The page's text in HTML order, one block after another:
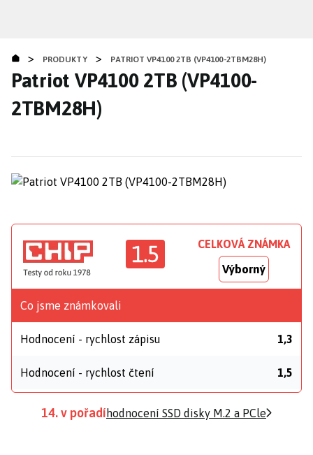
obsahu
> PRODUKTY > PATRIOT VP4100 2TB (VP4100-2TBM28H)
Patriot VP4100 2TB (VP4100-
2TBM28H)
1.5 CELKOVÁ ZNÁMKA
Výborný
Co jsme známkovali
Hodnocení - rychlost zápisu 1,3
Hodnocení - rychlost čtení 1,5
14. v pořadí hodnocení SSD disky M.2 a PCle